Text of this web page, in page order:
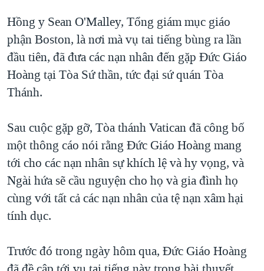
THƯỢNG ĐỈNH TRUMP-KIM TẠI VIỆT NAM
TRỊNH VĨNH BÌNH VS. CHÍNH PHỦ VIỆT NAM
NGƯ DÂN VIỆT VÀ LÀN SÓNG TRỘM HẢI SÂM
BÊN KIA QUỐC LỘ: TIẾNG VỌNG TỪ NÔNG THÔN MỸ
Hồng y Sean O'Malley, Tổng giám mục giáo
phận Boston, là nơi mà vụ tai tiếng bùng ra lần
đầu tiên, đã đưa các nạn nhân đến gặp Đức Giáo
Hoàng tại Tòa Sứ thần, tức đại sứ quán Tòa
Thánh.
Sau cuộc gặp gỡ, Tòa thánh Vatican đã công bố
một thông cáo nói rằng Đức Giáo Hoàng mang
tới cho các nạn nhân sự khích lệ và hy vọng, và
Ngài hứa sẽ cầu nguyện cho họ và gia đình họ
cùng với tất cả các nạn nhân của tệ nạn xâm hại
tính dục.
Trước đó trong ngày hôm qua, Đức Giáo Hoàng